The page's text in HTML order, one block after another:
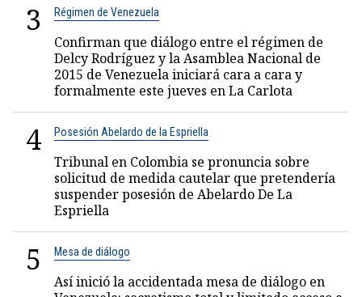
3 Régimen de Venezuela
Confirman que diálogo entre el régimen de
Delcy Rodríguez y la Asamblea Nacional de
2015 de Venezuela iniciará cara a cara y
formalmente este jueves en La Carlota
4 Posesión Abelardo de la Espriella
Tribunal en Colombia se pronuncia sobre
solicitud de medida cautelar que pretendería
suspender posesión de Abelardo De La
Espriella
5 Mesa de diálogo
Así inició la accidentada mesa de diálogo en